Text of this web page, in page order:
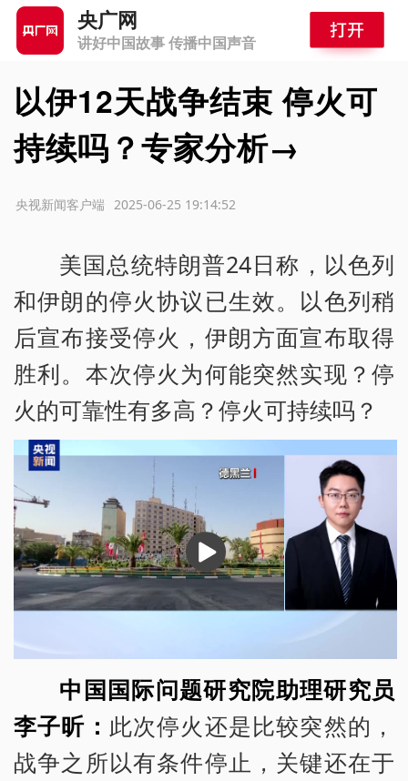
央广网
讲好中国故事 传播中国声音
以伊12天战争结束 停火可
持续吗？专家分析→
2025-06-25 19:14:52
央视新闻客户端
美国总统特朗普24日称，以色列
和伊朗的停火协议已生效。以色列稍
后宣布接受停火，伊朗方面宣布取得
胜利。本次停火为何能突然实现？停
火的可靠性有多高？停火可持续吗？
播
放
中国国际问题研究院助理研究员
李子昕： 此次停火还是比较突然的，
战争之所以有条件停止，关键还在于